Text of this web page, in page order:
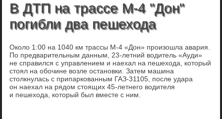
В ДТП на трассе М-4 "Дон"
погибли два пешехода
Около 1:00 на 1040 км трассы М-4 «Дон» произошла авария.
По предварительным данным, 23-летний водитель «Ауди»
не справился с управлением и наехал на пешехода, который
стоял на обочине возле остановки. Затем машина
столкнулась с припаркованным ГАЗ-31105, после удара
он наехал на рядом стоящих 45-летнего водителя
и пешехода, который был вместе с ним.